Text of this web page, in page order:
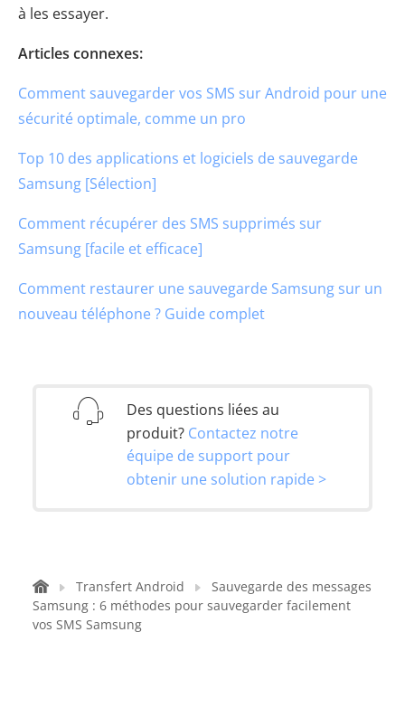
à les essayer.
Articles connexes:
Comment sauvegarder vos SMS sur Android pour une
sécurité optimale, comme un pro
Top 10 des applications et logiciels de sauvegarde
Samsung [Sélection]
Comment récupérer des SMS supprimés sur
Samsung [facile et efficace]
Comment restaurer une sauvegarde Samsung sur un
nouveau téléphone ? Guide complet
Des questions liées au
produit? Contactez notre
équipe de support pour
obtenir une solution rapide >
Transfert Android
Sauvegarde des messages
Samsung : 6 méthodes pour sauvegarder facilement
vos SMS Samsung